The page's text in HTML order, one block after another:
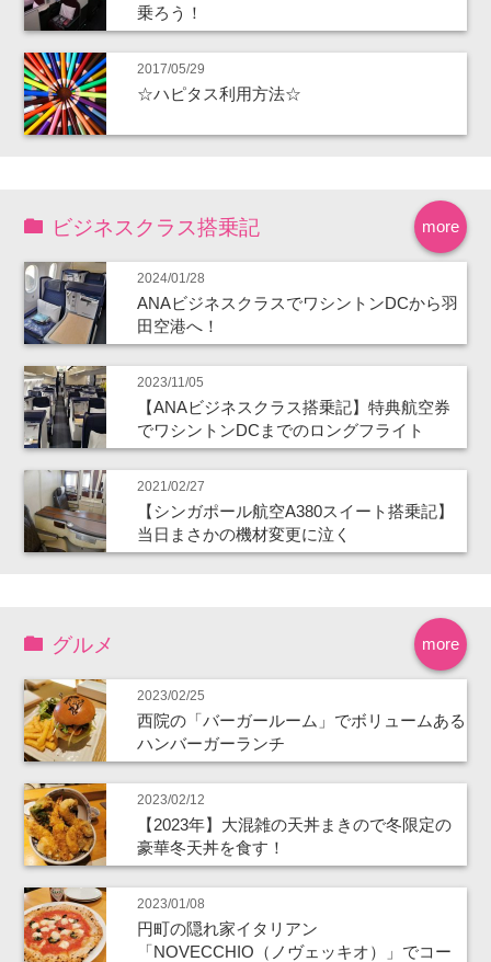
乗ろう！
2017/05/29
☆ハピタス利用方法☆
more
ビジネスクラス搭乗記
2024/01/28
ANAビジネスクラスでワシントンDCから羽
田空港へ！
2023/11/05
【ANAビジネスクラス搭乗記】特典航空券
でワシントンDCまでのロングフライト
2021/02/27
【シンガポール航空A380スイート搭乗記】
当日まさかの機材変更に泣く
more
グルメ
2023/02/25
西院の「バーガールーム」でボリュームある
ハンバーガーランチ
2023/02/12
【2023年】大混雑の天丼まきので冬限定の
豪華冬天丼を食す！
2023/01/08
円町の隠れ家イタリアン
「NOVECCHIO（ノヴェッキオ）」でコー